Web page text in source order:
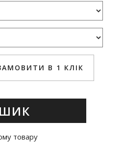
В 1 КЛІК
товару